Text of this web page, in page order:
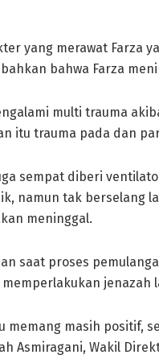
yang merawat Farza
bahwa Farza
multi trauma
itu trauma pada dan
sempat diberi
namun tak berselang
meninggal.
saat proses
jenazah
memang masih positif,
Asmiragani, Wakil